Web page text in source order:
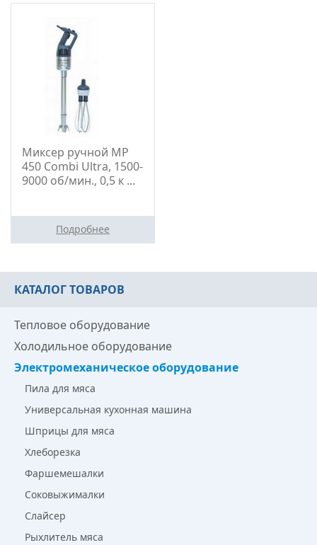
Миксер ручной МР
450 Combi Ultra, 1500-
9000 об/мин., 0,5 к ...
Подробнее
КАТАЛОГ ТОВАРОВ
Тепловое оборудование
Холодильное оборудование
Электромеханическое оборудование
Пила для мяса
Универсальная кухонная машина
Шприцы для мяса
Хлеборезка
Фаршемешалки
Соковыжималки
Слайсер
Рыхлитель мяса